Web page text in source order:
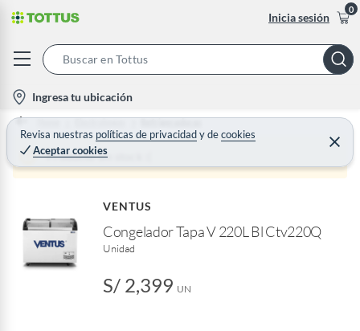
Inicia sesión
0
h
o
t
Ingresa tu ubicación
Revisa nuestras políticas de privacidadydecookies
Aceptar cookies
C
e
r
Home Electrohogar Refrigeradoras
Producto sin stock :(
VENTUS
Congelador Tapa V 220L Bl Ctv220Q
Unidad
S/ 2,399 UN